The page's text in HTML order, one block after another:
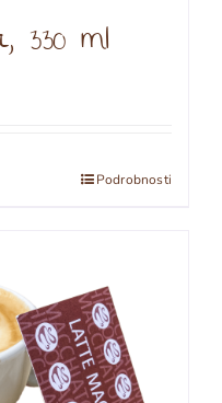
330 ml
Podrobnosti